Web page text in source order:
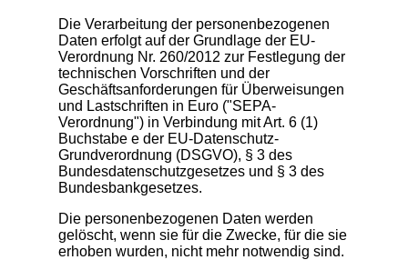
Die Verarbeitung der personenbezogenen
Daten erfolgt auf der Grundlage der EU-
Verordnung Nr. 260/2012 zur Festlegung der
technischen Vorschriften und der
Geschäftsanforderungen für Überweisungen
und Lastschriften in Euro ("SEPA-
Verordnung") in Verbindung mit Art. 6 (1)
Buchstabe e der EU-Datenschutz-
Grundverordnung (DSGVO), § 3 des
Bundesdatenschutzgesetzes und § 3 des
Bundesbankgesetzes.
Die personenbezogenen Daten werden
gelöscht, wenn sie für die Zwecke, für die sie
erhoben wurden, nicht mehr notwendig sind.